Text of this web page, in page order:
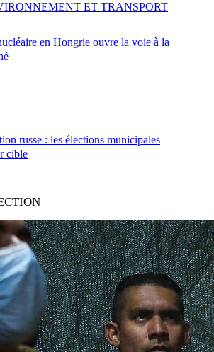
en Hongrie ouvre la voie à la
ET TRANSPORT
russe : les élections municipales
cible